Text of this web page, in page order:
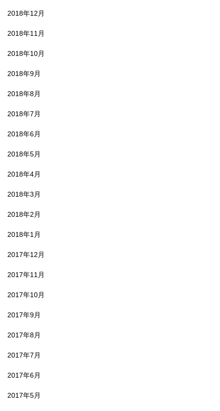
2018年12月
2018年11月
2018年10月
2018年9月
2018年8月
2018年7月
2018年6月
2018年5月
2018年4月
2018年3月
2018年2月
2018年1月
2017年12月
2017年11月
2017年10月
2017年9月
2017年8月
2017年7月
2017年6月
2017年5月